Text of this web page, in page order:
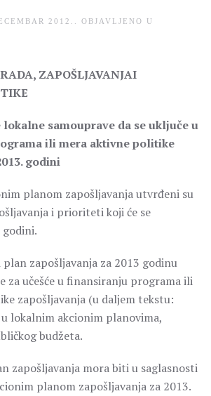
2012.
. OBJAVLJENO U
ZAPOŠLJAVANJAI
samouprave da se uključe u
ilimera aktivne politike
godini
planom zapošljavanja utvrđeni su
i prioriteti koji će se
zapošljavanja za 2013 godinu
za učešće u finansiranju programa ili
zapošljavanja (u daljem tekstu:
lokalnim akcionim planovima,
budžeta.
zapošljavanja mora biti u saglasnosti
planom zapošljavanja za 2013.